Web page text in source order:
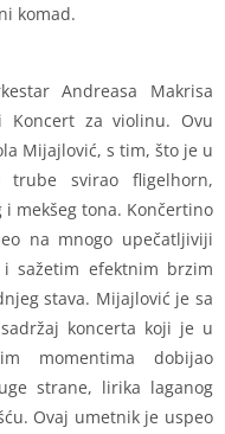
komad.
Andreasa Makrisa
Koncert za violinu. Ovu
Mijajlović, s tim, što je u
trube svirao fligelhorn,
mekšeg tona. Končertino
na mnogo upečatljiviji
sažetim efektnim brzim
stava. Mijajlović je sa
koncerta koji je u
momentima dobijao
strane, lirika laganog
Ovaj umetnik je uspeo